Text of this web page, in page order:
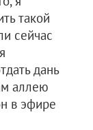
такой
сейчас
дань
аллею
в эфире